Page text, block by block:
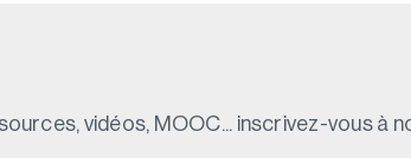
vidéos, MOOC... inscrivez-vous à